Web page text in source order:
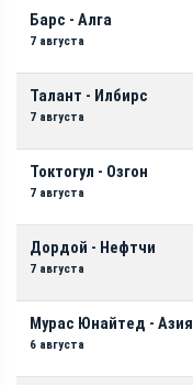
Барс - Алга
7 августа
Талант - Илбирс
7 августа
Токтогул - Озгон
7 августа
Дордой - Нефтчи
7 августа
Мурас Юнайтед - Азия
6 августа